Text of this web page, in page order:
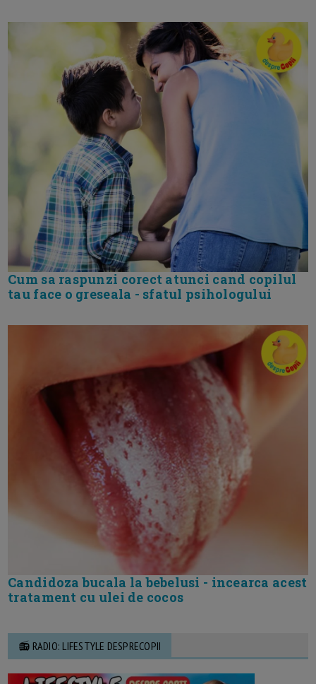
Cum sa raspunzi corect atunci cand copilul
tau face o greseala - sfatul psihologului
Candidoza bucala la bebelusi - incearca acest
tratament cu ulei de cocos
📻 RADIO: LIFESTYLE DESPRECOPII